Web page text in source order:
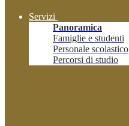
Servizi
Panoramica
Famiglie e studenti
Personale scolastico
Percorsi di studio